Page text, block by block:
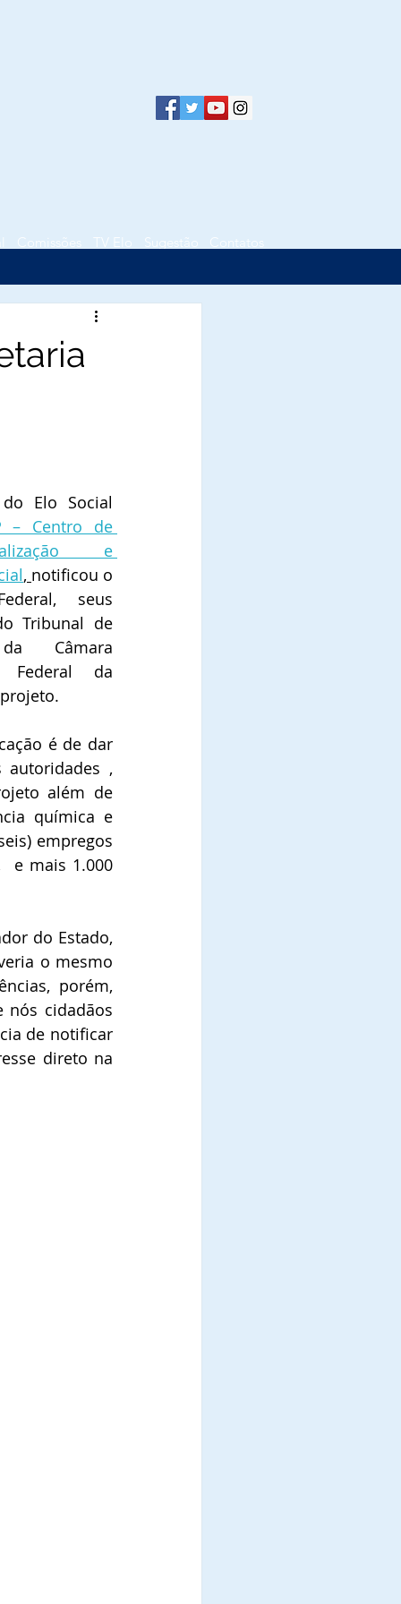
Comissões TV Elo Sugestão Contatos
Elo Social
– Centro de
e
, notificou o
seus
Tribunal de
Câmara
Federal da
é de dar
autoridades ,
além de
química e
empregos
e mais 1.000
do Estado,
o mesmo
porém,
nós cidadãos
de notificar
direto na